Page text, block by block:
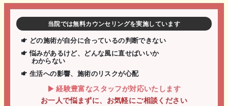
当院では無料カウンセリングを実施しています
どの施術が自分に合っているの判断できない
悩みがあるけど、どんな風に直せばいいか
わからない
生活への影響、施術のリスクが心配
経験豊富なスタッフが対応いたします
お一人で悩まずに、お気軽にご相談ください